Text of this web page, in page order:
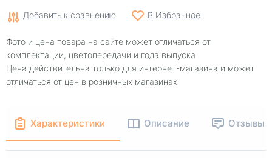
Добавить к сравнению В Избранное
Фото и цена товара на сайте может отличаться от
комплектации, цветопередачи и года выпуска
Цена действительна только для интернет-магазина и может
отличаться от цен в розничных магазинах
Характеристики Описание Отзывы